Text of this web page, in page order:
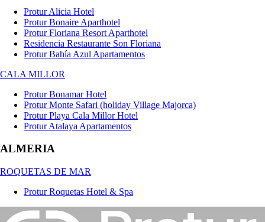
Protur Alicia Hotel
Protur Bonaire Aparthotel
Protur Floriana Resort Aparthotel
Residencia Restaurante Son Floriana
Protur Bahía Azul Apartamentos
CALA MILLOR
Protur Bonamar Hotel
Protur Monte Safari (holiday Village Majorca)
Protur Playa Cala Millor Hotel
Protur Atalaya Apartamentos
ALMERIA
ROQUETAS DE MAR
Protur Roquetas Hotel & Spa